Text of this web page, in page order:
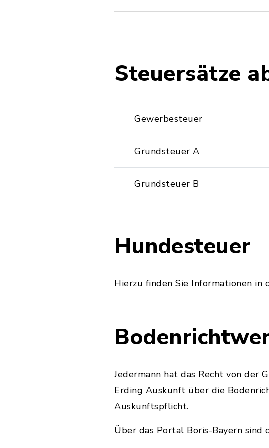
Steuersätze
Gewerbesteuer
Grundsteuer A
Grundsteuer B
Hundesteuer
Hierzu finden Sie Informationen in
Jedermann hat das Recht von der
Erding Auskunft über die
Auskunftspflicht.
Über das Portal Boris-Bayern